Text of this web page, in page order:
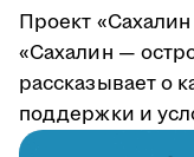
Проект
«Сахалин —
рассказывает о
поддержки и